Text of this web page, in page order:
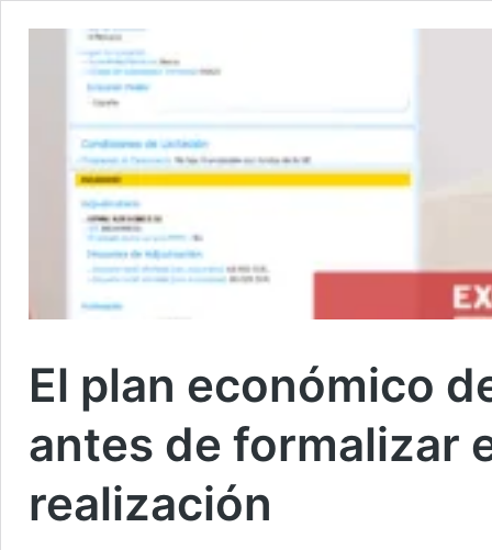
El plan económico
antes de formalizar
realización